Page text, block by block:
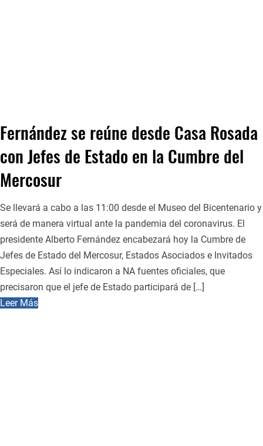
Fernández se reúne desde Casa Rosada
con Jefes de Estado en la Cumbre del
Mercosur
Se llevará a cabo a las 11:00 desde el Museo del Bicentenario y
será de manera virtual ante la pandemia del coronavirus. El
presidente Alberto Fernández encabezará hoy la Cumbre de
Jefes de Estado del Mercosur, Estados Asociados e Invitados
Especiales. Así lo indicaron a NA fuentes oficiales, que
precisaron que el jefe de Estado participará de […]
Leer Más